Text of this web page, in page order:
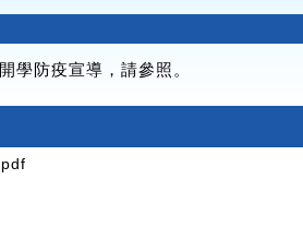
學防疫宣導，請參照。